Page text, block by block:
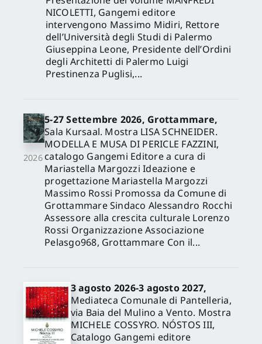
NICOLETTI, Gangemi editore
intervengono Massimo Midiri, Rettore
dell’Università degli Studi di Palermo
Giuseppina Leone, Presidente dell’Ordini
degli Architetti di Palermo Luigi
Prestinenza Puglisi,...
2026
5-27 Settembre 2026, Grottammare,
Sala Kursaal. Mostra LISA SCHNEIDER.
MODELLA E MUSA DI PERICLE FAZZINI,
catalogo Gangemi Editore a cura di
Mariastella Margozzi Ideazione e
progettazione Mariastella Margozzi
Massimo Rossi Promossa da Comune di
Grottammare Sindaco Alessandro Rocchi
Assessore alla crescita culturale Lorenzo
Rossi Organizzazione Associazione
Pelasgo968, Grottammare Con il...
3 agosto 2026-3 agosto 2027,
Mediateca Comunale di Pantelleria,
via Baia del Mulino a Vento. Mostra
MICHELE COSSYRO. NÓSTOS III,
Catalogo Gangemi editore